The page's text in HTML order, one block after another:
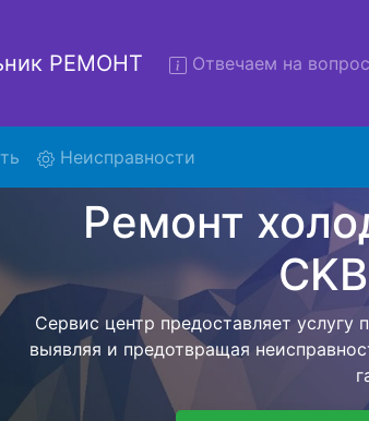
РЕМОНТ Отвечаем на
Неисправности
Ремонт холодильников с вывозом -
поиски курьерской службы, наш
6180 и отвезет в сервисный
осуществляется внутри сервисного
мастера как закончит с ремонтом.
согласовывается конечная
Перечень бесплатных услуг от
специалиста,